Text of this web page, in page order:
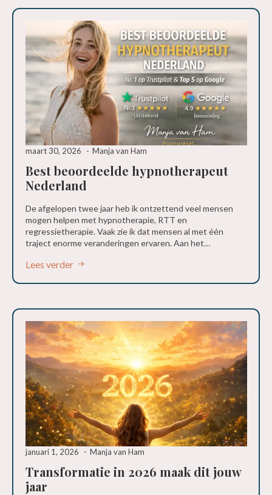
Best beoordeelde hypnotherapeut
Nederland
maart 30, 2026 Manja van Ham
De afgelopen twee jaar heb ik ontzettend veel mensen
mogen helpen met hypnotherapie, RTT en
regressietherapie. Vaak zie ik dat mensen al met één
traject enorme veranderingen ervaren. Aan het…
Lees verder
Transformatie in 2026 maak dit jouw
jaar
januari 1, 2026 Manja van Ham